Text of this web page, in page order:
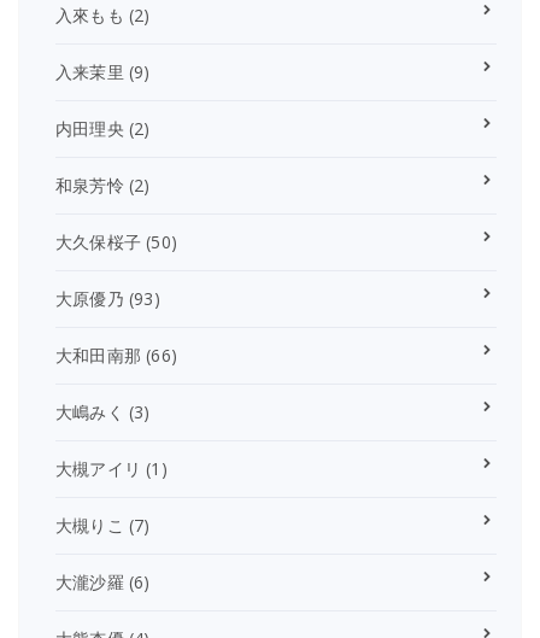
入來もも (2)
入来茉里 (9)
内田理央 (2)
和泉芳怜 (2)
大久保桜子 (50)
大原優乃 (93)
大和田南那 (66)
大嶋みく (3)
大槻アイリ (1)
大槻りこ (7)
大瀧沙羅 (6)